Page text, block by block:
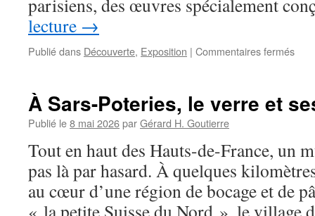
parisiens, des œuvres spécialement
lecture →
Publié dans Découverte, Exposition | Commentaires fermés
À Sars-Poteries, le verre et
Publié le8 mai 2026parGérard H. Goutierre
Tout en haut des Hauts-de-France, un
pas là par hasard. À quelques
au cœur d’une région de bocage et de
« la petite Suisse du Nord », le